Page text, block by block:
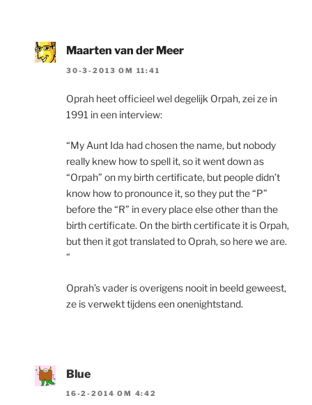
Maarten van der Meer
30-3-2013 OM 11:41
Oprah heet officieel wel degelijk Orpah, zei ze in
1991 in een interview:
“My Aunt Ida had chosen the name, but nobody
really knew how to spell it, so it went down as
“Orpah” on my birth certificate, but people didn’t
know how to pronounce it, so they put the “P”
before the “R” in every place else other than the
birth certificate. On the birth certificate it is Orpah,
but then it got translated to Oprah, so here we are.
”
Oprah’s vader is overigens nooit in beeld geweest,
ze is verwekt tijdens een onenightstand.
Blue
16-2-2014 OM 4:42